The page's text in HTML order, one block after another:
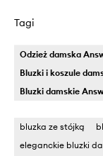
Tagi
Odzież damska
Bluzki i koszule
Bluzki damskie
bluzka ze stójką
eleganckie bluzki